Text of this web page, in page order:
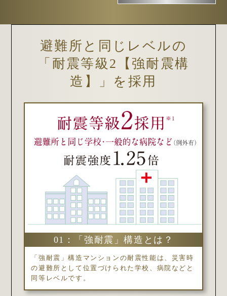
避難所と同じレベルの
「耐震等級2【強耐震構
造】」を採用
01：「強耐震」構造とは？
「強耐震」構造マンションの耐震性能は、災害時
の避難所として位置づけられた学校、病院などと
同等レベルです。